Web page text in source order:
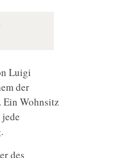
Luigi
der
Ein Wohnsitz
des